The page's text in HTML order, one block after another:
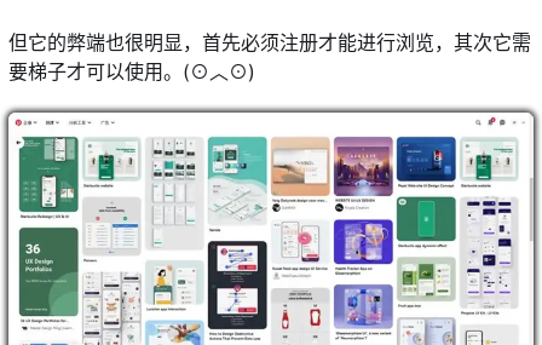
但它的弊端也很明显，首先必须注册才能进行浏览，其次它需
要梯子才可以使用。(⊙︿⊙)